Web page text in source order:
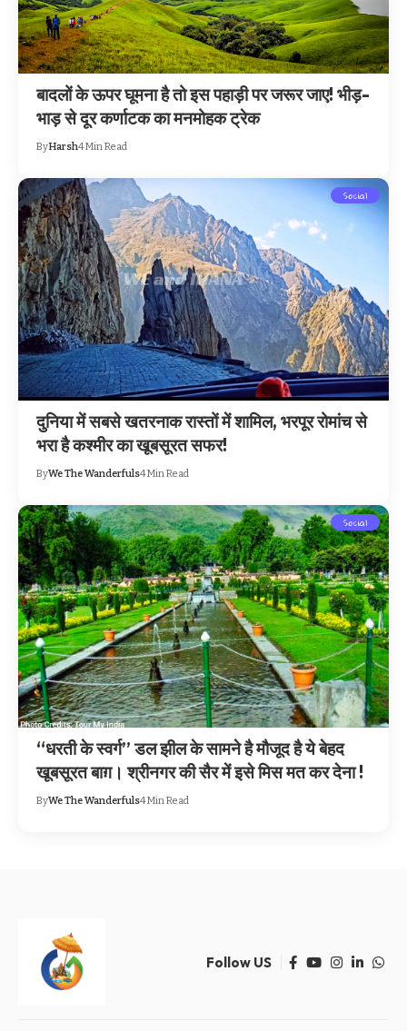
बादलों के ऊपर घूमना है तो इस पहाड़ी पर जरूर जाए! भीड़-
भाड़ से दूर कर्णाटक का मनमोहक ट्रेक
ByHarsh4 Min Read
Social
दुनिया में सबसे खतरनाक रास्तों में शामिल, भरपूर रोमांच से
भरा है कश्मीर का खूबसूरत सफर!
ByWe The Wanderfuls4 Min Read
Social
“धरती के स्वर्ग” डल झील के सामने है मौजूद है ये बेहद
खूबसूरत बाग़। श्रीनगर की सैर में इसे मिस मत कर देना !
ByWe The Wanderfuls4 Min Read
Follow US